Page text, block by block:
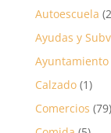
Autoescuela
Ayudas y
Ayuntamiento
Calzado(1)
Comercios (79)